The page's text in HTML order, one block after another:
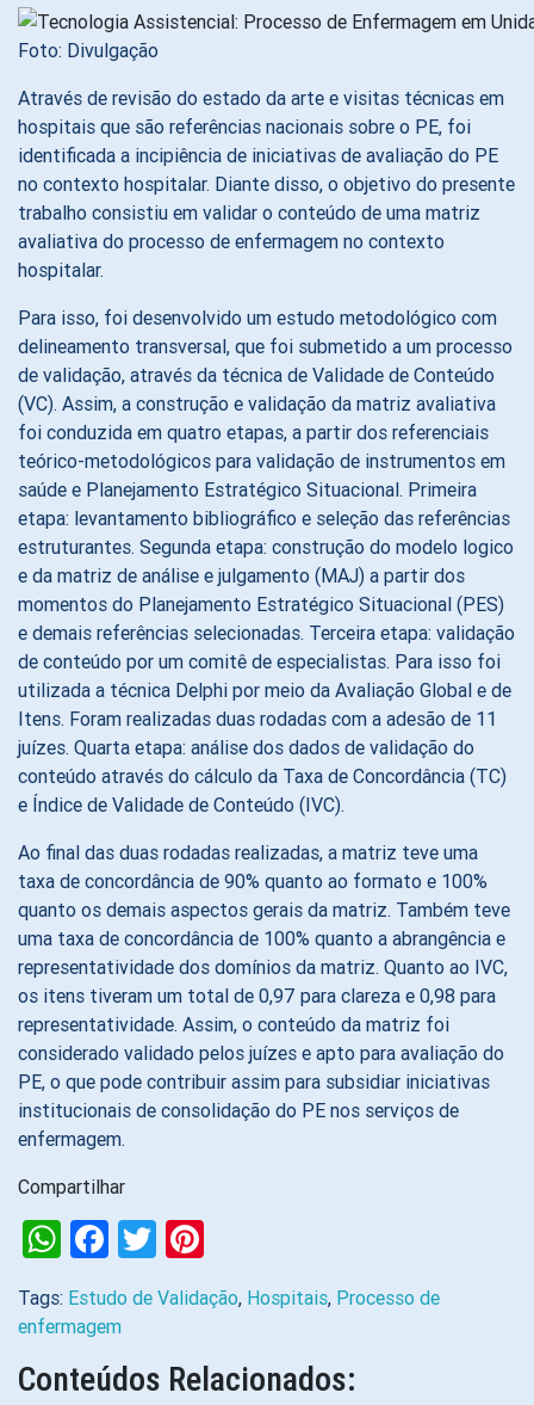
Foto: Divulgação
Através de revisão do estado da arte e visitas técnicas em
hospitais que são referências nacionais sobre o PE, foi
identificada a incipiência de iniciativas de avaliação do PE
no contexto hospitalar. Diante disso, o objetivo do presente
trabalho consistiu em validar o conteúdo de uma matriz
avaliativa do processo de enfermagem no contexto
hospitalar.
Para isso, foi desenvolvido um estudo metodológico com
delineamento transversal, que foi submetido a um processo
de validação, através da técnica de Validade de Conteúdo
(VC). Assim, a construção e validação da matriz avaliativa
foi conduzida em quatro etapas, a partir dos referenciais
teórico-metodológicos para validação de instrumentos em
saúde e Planejamento Estratégico Situacional. Primeira
etapa: levantamento bibliográfico e seleção das referências
estruturantes. Segunda etapa: construção do modelo logico
e da matriz de análise e julgamento (MAJ) a partir dos
momentos do Planejamento Estratégico Situacional (PES)
e demais referências selecionadas. Terceira etapa: validação
de conteúdo por um comitê de especialistas. Para isso foi
utilizada a técnica Delphi por meio da Avaliação Global e de
Itens. Foram realizadas duas rodadas com a adesão de 11
juízes. Quarta etapa: análise dos dados de validação do
conteúdo através do cálculo da Taxa de Concordância (TC)
e Índice de Validade de Conteúdo (IVC).
Ao final das duas rodadas realizadas, a matriz teve uma
taxa de concordância de 90% quanto ao formato e 100%
quanto os demais aspectos gerais da matriz. Também teve
uma taxa de concordância de 100% quanto a abrangência e
representatividade dos domínios da matriz. Quanto ao IVC,
os itens tiveram um total de 0,97 para clareza e 0,98 para
representatividade. Assim, o conteúdo da matriz foi
considerado validado pelos juízes e apto para avaliação do
PE, o que pode contribuir assim para subsidiar iniciativas
institucionais de consolidação do PE nos serviços de
enfermagem.
Compartilhar
WhatsApp
Facebook
Twitter
Tags: Estudo de Validação, Hospitais, Processo de
enfermagem
Conteúdos Relacionados: